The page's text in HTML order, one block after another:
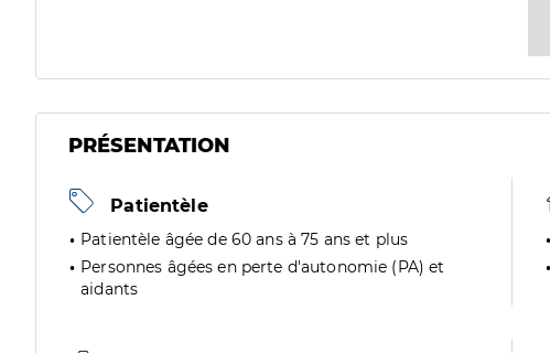
PRÉSENTATION
Patientèle
Patientèle âgée de 60 ans à 75 ans et plus
Personnes âgées en perte d'autonomie (PA) et
aidants